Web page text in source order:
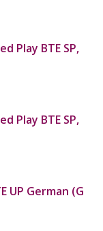
Play BTE SP,
Play BTE SP,
UP German (G